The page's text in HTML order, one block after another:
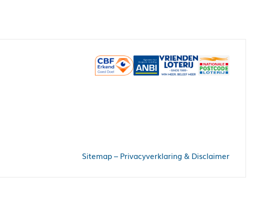
Sitemap– Privacyverklaring & Disclaimer